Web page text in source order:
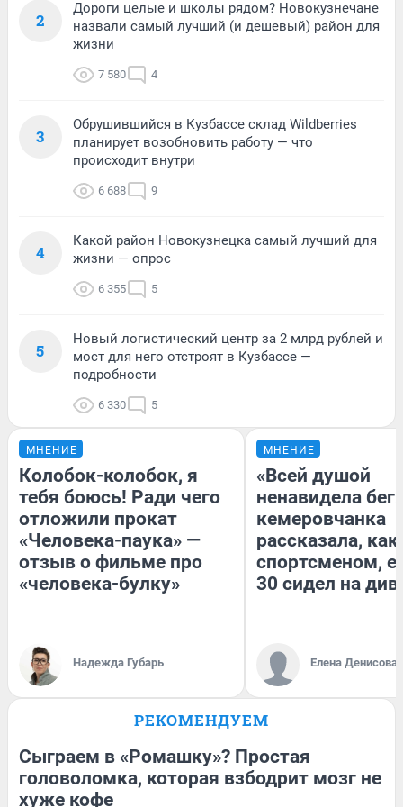
2
Дороги целые и школы рядом? Новокузнечане
назвали самый лучший (и дешевый) район для
жизни
7 580 4
3
Обрушившийся в Кузбассе склад Wildberries
планирует возобновить работу — что
происходит внутри
6 688 9
4
Какой район Новокузнецка самый лучший для
жизни — опрос
6 355 5
5
Новый логистический центр за 2 млрд рублей и
мост для него отстроят в Кузбассе —
подробности
6 330 5
МНЕНИЕ
Колобок-колобок, я
тебя боюсь! Ради чего
отложили прокат
«Человека-паука» —
отзыв о фильме про
«человека-булку»
Надежда Губарь
МНЕНИЕ
«Всей душой
ненавидела
кемеровчанка
рассказала, как
спортсменом,
30 сидел на
Елена Денисова
РЕКОМЕНДУЕМ
Сыграем в «Ромашку»? Простая
головоломка, которая взбодрит мозг не
хуже кофе